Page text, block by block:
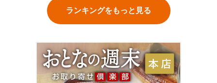
ランキングをもっと見る